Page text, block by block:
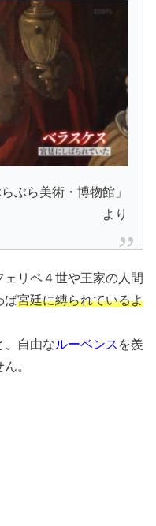
ぶら美術・博物館」
より
ェリペ４世や王家の人間
ば宮廷に縛られているよ
、自由なルーベンス を羨
。